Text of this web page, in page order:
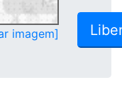
imagem]